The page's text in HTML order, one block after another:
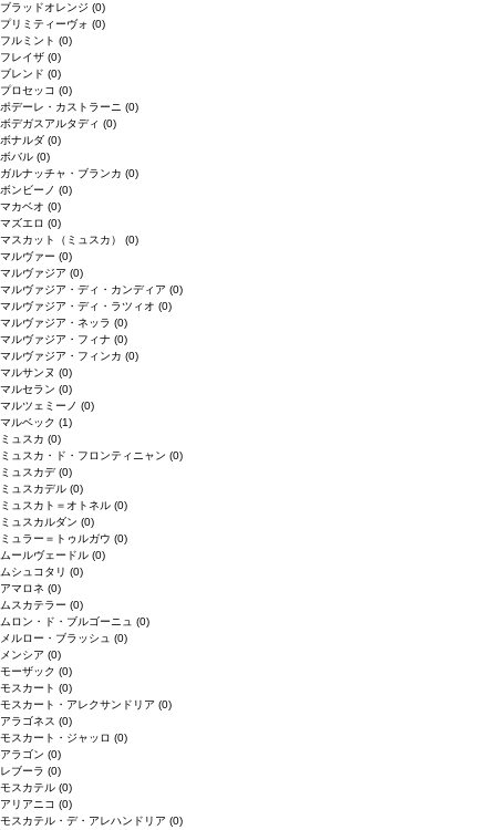
ブラッドオレンジ (0)
プリミティーヴォ (0)
フルミント (0)
フレイザ (0)
ブレンド (0)
プロセッコ (0)
ポデーレ・カストラーニ (0)
ボデガスアルタディ (0)
ボナルダ (0)
ボバル (0)
ガルナッチャ・ブランカ (0)
ボンビーノ (0)
マカベオ (0)
マズエロ (0)
マスカット（ミュスカ） (0)
マルヴァー (0)
マルヴァジア (0)
マルヴァジア・ディ・カンディア (0)
マルヴァジア・ディ・ラツィオ (0)
マルヴァジア・ネッラ (0)
マルヴァジア・フィナ (0)
マルヴァジア・フィンカ (0)
マルサンヌ (0)
マルセラン (0)
マルツェミーノ (0)
マルベック (1)
ミュスカ (0)
ミュスカ・ド・フロンティニャン (0)
ミュスカデ(0)
ミュスカデル (0)
ミュスカト＝オトネル (0)
ミュスカルダン (0)
ミュラー＝トゥルガウ (0)
ムールヴェードル (0)
ムシュコタリ (0)
アマロネ (0)
ムスカテラー (0)
ムロン・ド・ブルゴーニュ (0)
メルロー・ブラッシュ (0)
メンシア (0)
モーザック (0)
モスカート (0)
モスカート・アレクサンドリア (0)
アラゴネス (0)
モスカート・ジャッロ (0)
アラゴン (0)
レブーラ (0)
モスカテル (0)
アリアニコ (0)
モスカテル・デ・アレハンドリア (0)